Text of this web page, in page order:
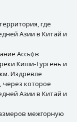
где
Азии в Китай и
Ассы) в
Киши-Тургень и
Издревле
через которое
Азии в Китай и
межгорную